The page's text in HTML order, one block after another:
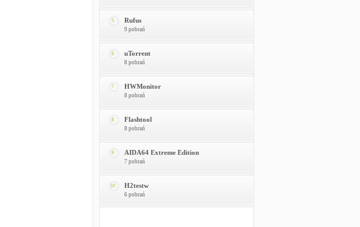
5 Rufus
9 pobrań
6 uTorrent
8 pobrań
7 HWMonitor
8 pobrań
8 Flashtool
8 pobrań
9 AIDA64 Extreme Edition
7 pobrań
10 H2testw
6 pobrań